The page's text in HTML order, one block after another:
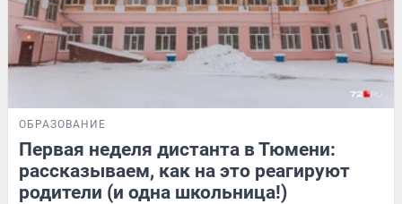
ОБРАЗОВАНИЕ
Первая неделя дистанта в Тюмени:
рассказываем, как на это реагируют
родители (и одна школьница!)